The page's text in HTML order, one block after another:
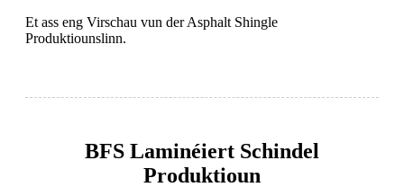
Et ass eng Virschau vun der Asphalt Shingle
Produktiounslinn.
BFS Laminéiert Schindel
Produktioun